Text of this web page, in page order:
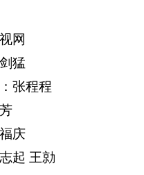
网
猛
张程程
庆
起 王勍